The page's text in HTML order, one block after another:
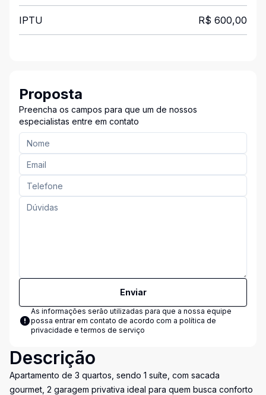
IPTU R$ 600,00
Proposta
Preencha os campos para que um de nossos
especialistas entre em contato
Enviar
As informações serão utilizadas para que a nossa equipe
possa entrar em contato de acordo com a política de
privacidade e termos de serviço
Descrição
Apartamento de 3 quartos, sendo 1 suíte, com sacada
gourmet, 2 garagem privativa ideal para quem busca conforto